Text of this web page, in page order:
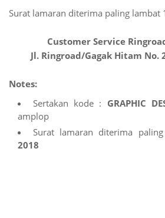
Surat lamaran diterima paling lambat
Customer Service
Jl. Ringroad/Gagak Hitam No.
Notes:
Sertakan kode : GRAPHIC
amplop
Surat lamaran diterima
2018